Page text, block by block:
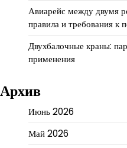
Авиарейс между двумя
правила и требования к
Двухбалочные краны:
применения
Архив
Июнь 2026
Май 2026